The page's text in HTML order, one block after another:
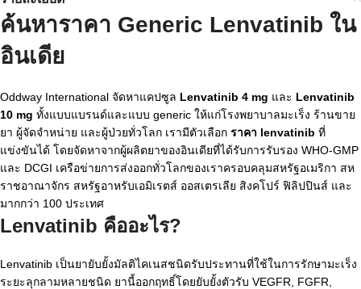
ค้นหาราคา Generic Lenvatinib ใน
อินเดีย
Oddway International จัดหาแคปซูล Lenvatinib 4 mg และ Lenvatinib
10 mg ทั้งแบบแบรนด์และแบบ generic ให้แก่โรงพยาบาลมะเร็ง ร้านขาย
ยา ผู้จัดจำหน่าย และผู้ป่วยทั่วโลก เรามีตัวเลือก ราคา lenvatinib ที่
แข่งขันได้ โดยจัดหาจากผู้ผลิตยาของอินเดียที่ได้รับการรับรอง WHO-GMP
และ DCGI เครือข่ายการส่งออกทั่วโลกของเราครอบคลุมสหรัฐอเมริกา สห
ราชอาณาจักร สหรัฐอาหรับเอมิเรตส์ ออสเตรเลีย สิงคโปร์ ฟิลิปปินส์ และ
มากกว่า 100 ประเทศ
Lenvatinib คืออะไร?
Lenvatinib เป็นยายับยั้งมัลติไคเนสชนิดรับประทานที่ใช้ในการรักษามะเร็ง
ระยะลุกลามหลายชนิด ยานี้ออกฤทธิ์โดยยับยั้งตัวรับ VEGFR, FGFR,